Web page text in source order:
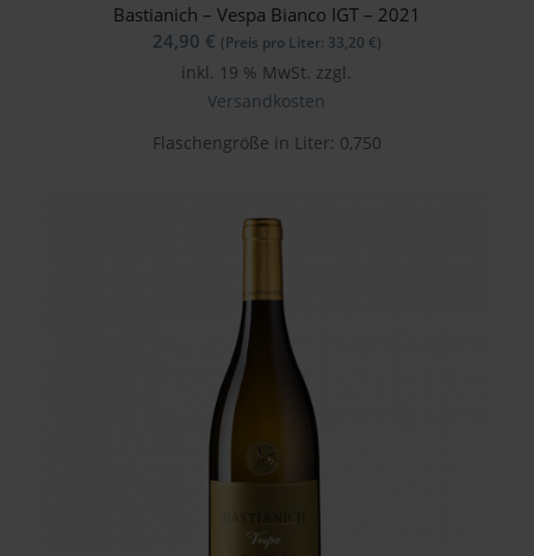
Bastianich – Vespa Bianco IGT – 2021
24,90 € (Preis pro Liter: 33,20 €)
inkl. 19 % MwSt. zzgl.
Versandkosten
Flaschengröße in Liter: 0,750